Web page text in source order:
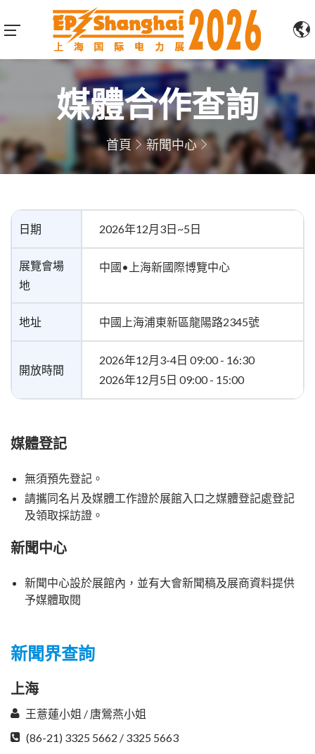
媒體合作查詢
首頁 新聞中心
日期 2026年12月3日~5日
展覽會場
地
中國•上海新國際博覽中心
地址 中國上海浦東新區龍陽路2345號
開放時間
2026年12月3-4日 09:00 - 16:30
2026年12月5日 09:00 - 15:00
媒體登記
無須預先登記。
請攜同名片及媒體工作證於展館入口之媒體登記處登記
及領取採訪證。
新聞中心
新聞中心設於展館內，並有大會新聞稿及展商資料提供
予媒體取閱
新聞界查詢
上海
王薏蓮小姐 / 唐鶯燕小姐
(86-21) 3325 5662 / 3325 5663